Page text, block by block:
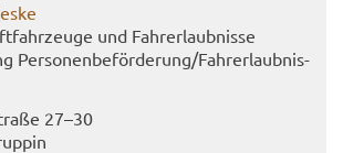
und Fahr­erlaub­nis­se
Per­so­nen­be­för­de­rung/Fahr­erlaub­nis­
27–30